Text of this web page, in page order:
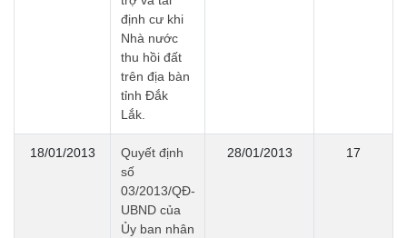
định cư khi
Nhà nước
thu hồi đất
trên địa bàn
tỉnh Đắk
Lắk.
18/01/2013
Quyết định
số
03/2013/QĐ-
UBND của
Ủy ban nhân
28/01/2013 17